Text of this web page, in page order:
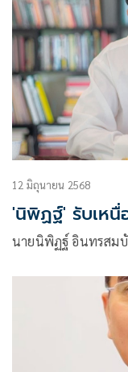
12 มิถุนายน 2568
'นิพิฏฐ์' รับเห
นายนิพิฏฐ์ อินทรสม